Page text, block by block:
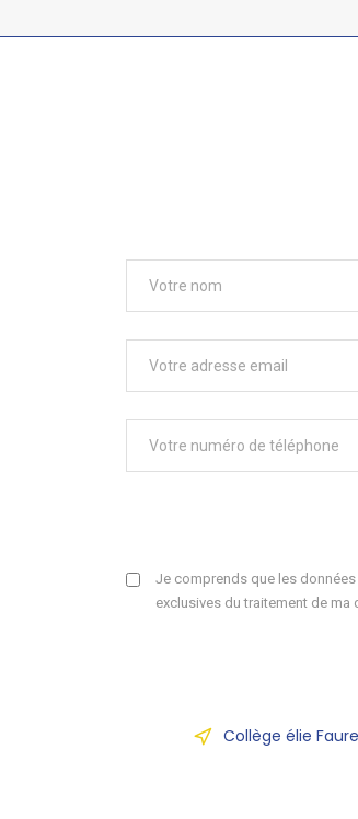
Je comprends que les
exclusives du traitement de ma
Collège élie